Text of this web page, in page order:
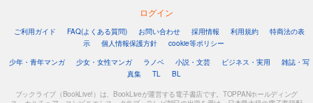
ログイン
ご利用ガイド FAQ(よくある質問) お問い合わせ 採用情報 利用規約
特商法の表
示
個人情報保護方針
cookie等ポリシー
少年・青年マンガ
少女・女性マンガ ラノベ 小説・文芸 ビジネス・実用
雑誌・写
真集
TL BL
ブックライブ（BookLive!）は、BookLiveが運営する電子書店です。TOPPANホールディング